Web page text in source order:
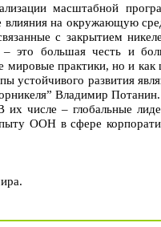
масштабной
влияния на окружающую
с закрытием
– это большая честь и
мировые практики, но и как
устойчивого развития
Владимир Потанин.
их числе – глобальные
ООН в сфере